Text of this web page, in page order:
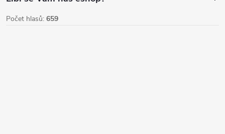
Počet hlasů: 659